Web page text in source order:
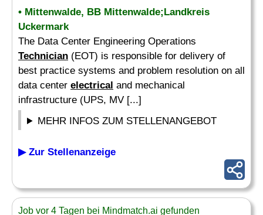
• Mittenwalde, BB Mittenwalde;Landkreis
Uckermark
The Data Center Engineering Operations
Technician (EOT) is responsible for delivery of
best practice systems and problem resolution on all
data center electrical and mechanical
infrastructure (UPS, MV [...]
MEHR INFOS ZUM STELLENANGEBOT
▶ Zur Stellenanzeige
Job vor 4 Tagen bei Mindmatch.ai gefunden